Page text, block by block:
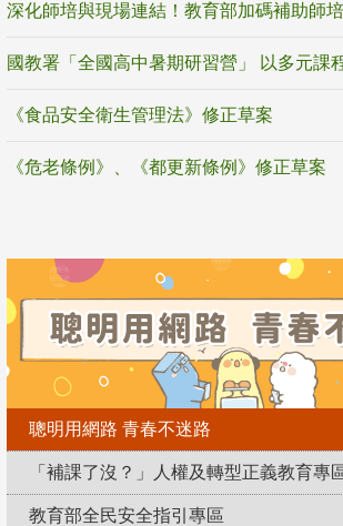
《食品安全衛生管理法》修正草案
《危老條例》、《都更新條例》修正草案
聰明用網路 青春不迷路
「補課了沒？」人權及轉型正義教育專
教育部全民安全指引專區